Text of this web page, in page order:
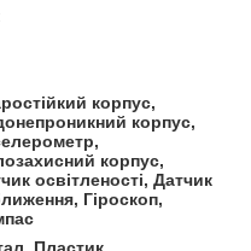
корпус,
корпус,
корпус,
освітленості, Датчик
Гіроскоп,